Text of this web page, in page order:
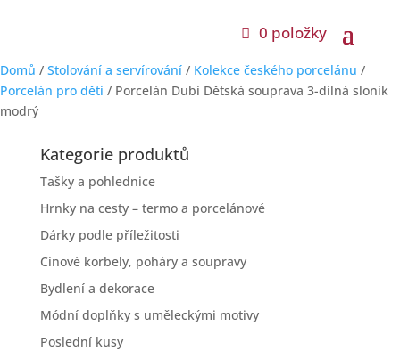
0 položky
Domů / Stolování a servírování / Kolekce českého porcelánu /
Porcelán pro děti / Porcelán Dubí Dětská souprava 3-dílná sloník
modrý
Kategorie produktů
Tašky a pohlednice
Hrnky na cesty – termo a porcelánové
Dárky podle příležitosti
Cínové korbely, poháry a soupravy
Bydlení a dekorace
Módní doplňky s uměleckými motivy
Poslední kusy